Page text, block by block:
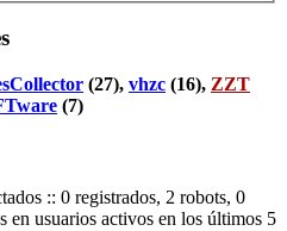
(27), vhzc (16), ZZT
(7)
:: 0 registrados, 2 robots, 0
en usuarios activos en los últimos 5